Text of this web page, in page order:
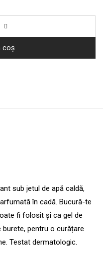
coș
sub jetul de apă caldă,
în cadă. Bucură-te
fi folosit și ca gel de
burete, pentru o curățare
Testat dermatologic.